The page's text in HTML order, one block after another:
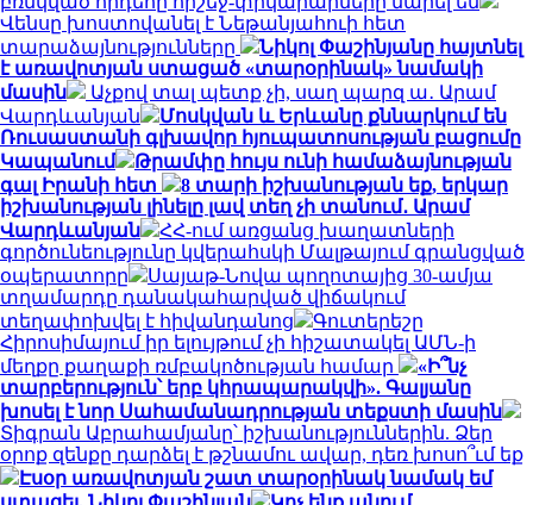
Վենսը խոստովանել է Նեթանյահուի հետ
տարաձայնությունները
Նիկոլ Փաշինյանը հայտնել
է առավոտյան ստացած «տարօրինակ» նամակի
մասին
Աչքով տալ պետք չի, սաղ պարզ ա․ Արամ
Վարդևանյան
Մոսկվան և Երևանը քննարկում են
Ռուսաստանի գլխավոր հյուպատոսության բացումը
Կապանում
Թրամփը հույս ունի համաձայնության
գալ Իրանի հետ
8 տարի իշխանության եք, երկար
իշխանության լինելը լավ տեղ չի տանում․ Արամ
Վարդևանյան
ՀՀ-ում առցանց խաղատների
գործունեությունը կվերահսկի Մալթայում գրանցված
օպերատորը
Սայաթ-Նովա պողոտայից 30-ամյա
տղամարդը դանակահարված վիճակում
տեղափոխվել է հիվանդանոց
Գուտերեշը
Հիրոսիմայում իր ելույթում չի հիշատակել ԱՄՆ-ի
մեղքը քաղաքի ռմբակոծության համար
«Ի՞նչ
տարբերություն՝ երբ կհրապարակվի». Գալյանը
խոսել է նոր Սահամանադրության տեքստի մասին
Տիգրան Աբրահամյանը՝ իշխանություններին. Ձեր
օրոք զենքը դարձել է թշնամու ավար, դեռ խոսո՞ւմ եք
Էսօր առավոտյան շատ տարօրինակ նամակ եմ